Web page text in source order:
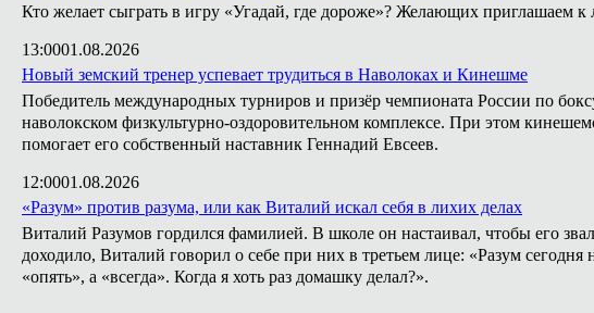
Кто желает сыграть в игру «Угадай, где дороже»? Желающих приглашаем
13:0001.08.2026
Новый земский тренер успевает трудиться в Наволоках и Кинешме
Победитель международных турниров и призёр чемпионата России по
наволокском физкультурно-оздоровительном комплексе. При этом
помогает его собственный наставник Геннадий Евсеев.
12:0001.08.2026
«Разум» против разума, или как Виталий искал себя в лихих делах
Виталий Разумов гордился фамилией. В школе он настаивал, чтобы его
доходило, Виталий говорил о себе при них в третьем лице: «Разум
«опять», а «всегда». Когда я хоть раз домашку делал?».